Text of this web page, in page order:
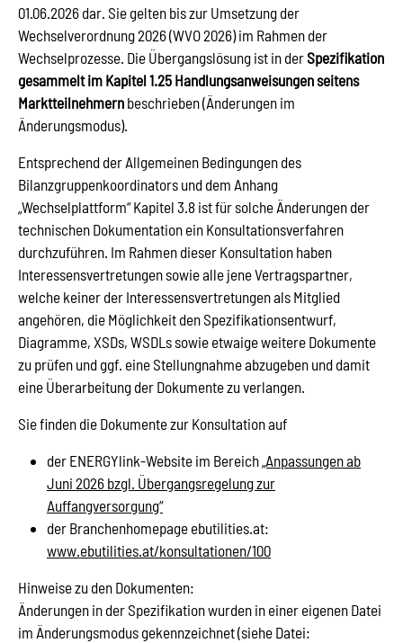
01.06.2026 dar. Sie gelten bis zur Umsetzung der
Wechselverordnung 2026 (WVO 2026) im Rahmen der
Wechselprozesse. Die Übergangslösung ist in der Spezifikation
gesammelt im Kapitel 1.25 Handlungsanweisungen seitens
Marktteilnehmern beschrieben (Änderungen im
Änderungsmodus).
Entsprechend der Allgemeinen Bedingungen des
Bilanzgruppenkoordinators und dem Anhang
„Wechselplattform“ Kapitel 3.8 ist für solche Änderungen der
technischen Dokumentation ein Konsultationsverfahren
durchzuführen. Im Rahmen dieser Konsultation haben
Interessensvertretungen sowie alle jene Vertragspartner,
welche keiner der Interessensvertretungen als Mitglied
angehören, die Möglichkeit den Spezifikationsentwurf,
Diagramme, XSDs, WSDLs sowie etwaige weitere Dokumente
zu prüfen und ggf. eine Stellungnahme abzugeben und damit
eine Überarbeitung der Dokumente zu verlangen.
Sie finden die Dokumente zur Konsultation auf
der ENERGYlink-Website im Bereich„Anpassungen ab
Juni 2026 bzgl. Übergangsregelung zur
Auffangversorgung“
der Branchenhomepage ebutilities.at:
www.ebutilities.at/konsultationen/100
Hinweise zu den Dokumenten:
Änderungen in der Spezifikation wurden in einer eigenen Datei
im Änderungsmodus gekennzeichnet (siehe Datei: